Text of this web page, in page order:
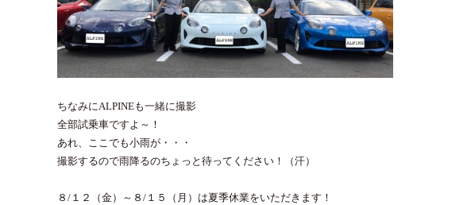
ちなみにALPINEも一緒に撮影
全部試乗車ですよ～！
あれ、ここでも小雨が・・・
撮影するので雨降るのちょっと待ってください！（汗）
８/１２（金）～８/１５（月）は夏季休業をいただきます！